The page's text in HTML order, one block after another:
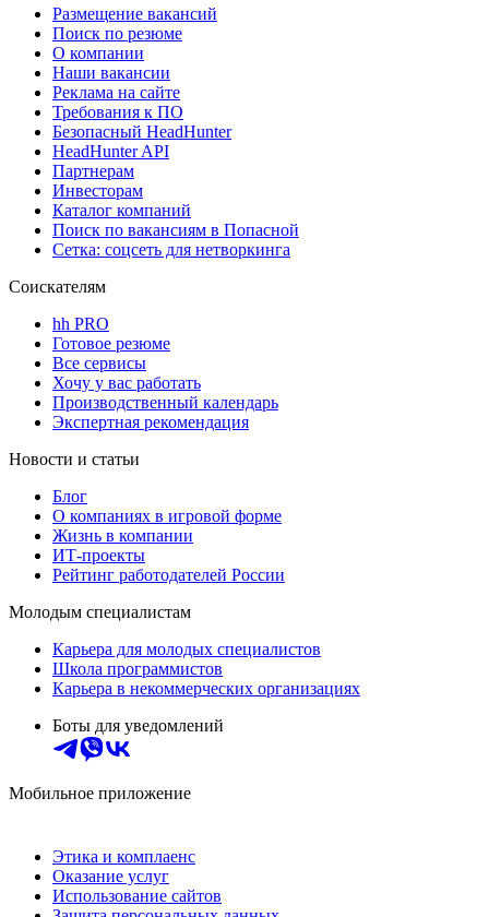
Размещение вакансий
Поиск по резюме
О компании
Наши вакансии
Реклама на сайте
Требования к ПО
Безопасный HeadHunter
HeadHunter API
Партнерам
Инвесторам
Каталог компаний
Поиск по вакансиям в Попасной
Сетка: соцсеть для нетворкинга
Соискателям
hh PRO
Готовое резюме
Все сервисы
Хочу у вас работать
Производственный календарь
Экспертная рекомендация
Новости и статьи
Блог
О компаниях в игровой форме
Жизнь в компании
ИТ-проекты
Рейтинг работодателей России
Молодым специалистам
Карьера для молодых специалистов
Школа программистов
Карьера в некоммерческих организациях
Боты для уведомлений
Мобильное приложение
Этика и комплаенс
Оказание услуг
Использование сайтов